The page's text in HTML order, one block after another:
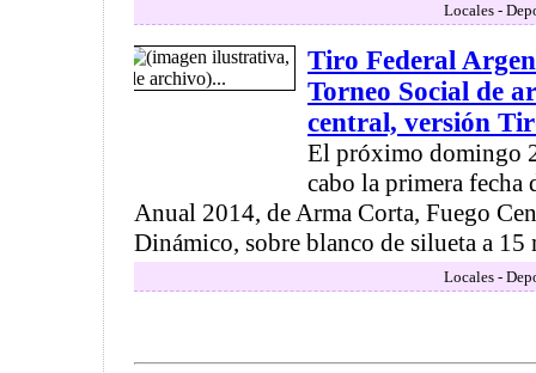
Locales -
Tiro Federal
Torneo Social de
central, versión
El próximo domingo
cabo la primera fecha
Anual 2014, de Arma Corta, Fuego
Dinámico, sobre blanco de silueta a 15
Locales -